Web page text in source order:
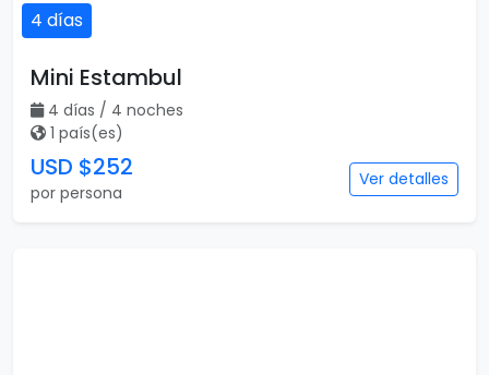
4 días
Mini Estambul
4 días / 4 noches
1 país(es)
USD $252
por persona
Ver detalles